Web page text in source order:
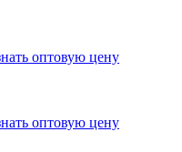
оптовую цену
оптовую цену